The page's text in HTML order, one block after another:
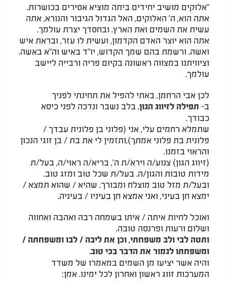
"אלוקים מושיב יחידים ביתה מוציא אסירים בכושרות.
אתה הוא, ה’ האלוקים, האל הגדול הגיבור והנורא, אתה
עשית את השמים ואת הארץ. ובחסדך יצרת עולמך.
אתה הוא יוצר האדם הקדמון, ועשית לו עזר, ובראת איש
ואשה. ורשמת בהם שמך הקדוש, יו”ד באיש וה”א באשה.
וציוויתנו במצווה ראשונה בקיום פריה ורבייה ליישב
עולמך.
לכן אבי הרחמן, באתי להפיל את תחינתי לפניך
ב- תפילה לזיווג הגון, בלב נשבר ונדכה לפני כיסא
כבודך.
שתמלא רחמים עלי, אני (פלוני בן פלונית עבדך /
פלונית בת פלוני אמתך),ותזמין לי את בת / בן זוגי הנכון
והראוי בזמנו.
(זיווג הגון) צנוע/ה וירא/ת ה’, בריא/ה ראוי/ה, בעל/ת
מידות טובות והגון/ה. בעל/ת שכל טוב ומזג טוב.
ובעל/ת מזל טוב מוצלח ומבורך. שהיא / שהוא תמצא /
ימצא חן בעיני, ואני אמצא חן בעיניו / בעיניה.
ואוכל לחיות איתה / איתו בשמחה רבה ואהבה ואחווה
ושלום ורעות ופרנסה טובה.
ותטה לבי ולב משפחתי, וכן את ליבה / לבו ומשפחתה /
ומשפחתו לגמור את הדבר בכי טוב.
והיה אשר יציעו מן השמים במאמרו של משדד
המערכות זווג ראשון ואחרון לכל ימינו. אמן: